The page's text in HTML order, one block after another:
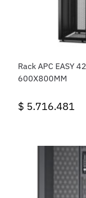
Rack APC EASY
600X800MM
$ 5.716.481